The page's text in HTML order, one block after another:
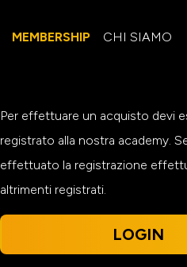
MEMBERSHIP CHI SIAMO
Per effettuare un acquisto devi
registrato alla nostra academy.
effettuato la registrazione
altrimenti registrati.
LOGIN